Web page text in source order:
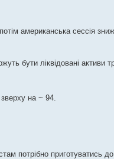
американська сессія
бути ліквідовані активи
на ~ 94.
потрібно приготуватись до